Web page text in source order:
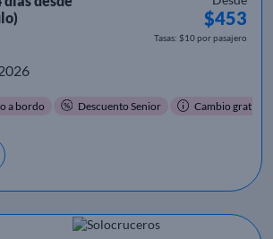
$453
Tasas: $10 por pasajero
a bordo Descuento Senior Cambio gratis